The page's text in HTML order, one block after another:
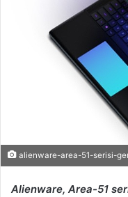
alienware-area-51-serisi-
Alienware, Area-51